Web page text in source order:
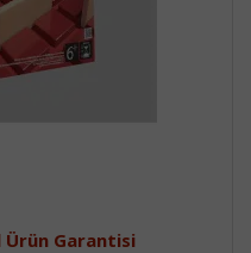
Ürün Garantisi